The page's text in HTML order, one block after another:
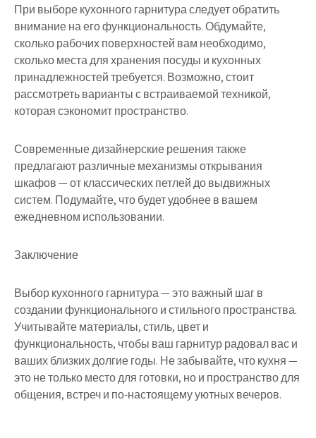
При выборе кухонного гарнитура следует обратить
внимание на его функциональность. Обдумайте,
сколько рабочих поверхностей вам необходимо,
сколько места для хранения посуды и кухонных
принадлежностей требуется. Возможно, стоит
рассмотреть варианты с встраиваемой техникой,
которая сэкономит пространство.
Современные дизайнерские решения также
предлагают различные механизмы открывания
шкафов — от классических петлей до выдвижных
систем. Подумайте, что будет удобнее в вашем
ежедневном использовании.
Заключение
Выбор кухонного гарнитура — это важный шаг в
создании функционального и стильного пространства.
Учитывайте материалы, стиль, цвет и
функциональность, чтобы ваш гарнитур радовал вас и
ваших близких долгие годы. Не забывайте, что кухня —
это не только место для готовки, но и пространство для
общения, встреч и по-настоящему уютных вечеров.